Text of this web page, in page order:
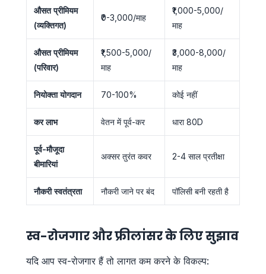
औसत प्रीमियम
(व्यक्तिगत)
₹0-3,000/माह
₹1,000-5,000/
माह
औसत प्रीमियम
(परिवार)
₹1,500-5,000/
माह
₹3,000-8,000/
माह
नियोक्ता योगदान 70-100% कोई नहीं
कर लाभ वेतन में पूर्व-कर धारा 80D
पूर्व-मौजूदा
बीमारियां
अक्सर तुरंत कवर 2-4 साल प्रतीक्षा
नौकरी स्वतंत्रता नौकरी जाने पर बंद पॉलिसी बनी रहती है
स्व-रोजगार और फ्रीलांसर के लिए सुझाव
यदि आप स्व-रोजगार हैं तो लागत कम करने के विकल्प: